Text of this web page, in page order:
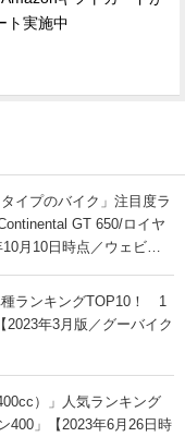
ト実施中
イプのバイク」注目度ラ
GT 650/ロイヤ
月10日時点／ウェビッ
種ランキングTOP10！ 1
年3月版／グーバイク
）」人気ランキング
」【2023年6月26日時